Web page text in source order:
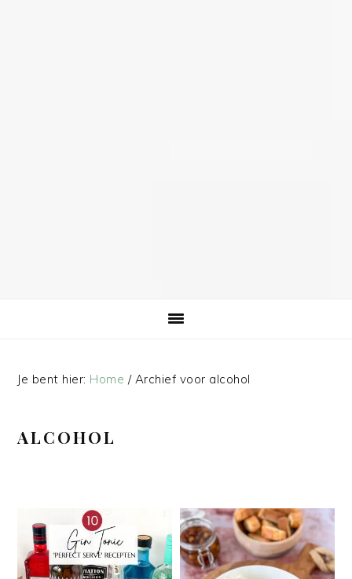
Je bent hier: Home /Archief voor alcohol
ALCOHOL